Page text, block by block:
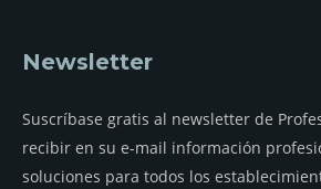
Newsletter
Suscríbase gratis al newsletter de
recibir en su e-mail información
soluciones para todos los